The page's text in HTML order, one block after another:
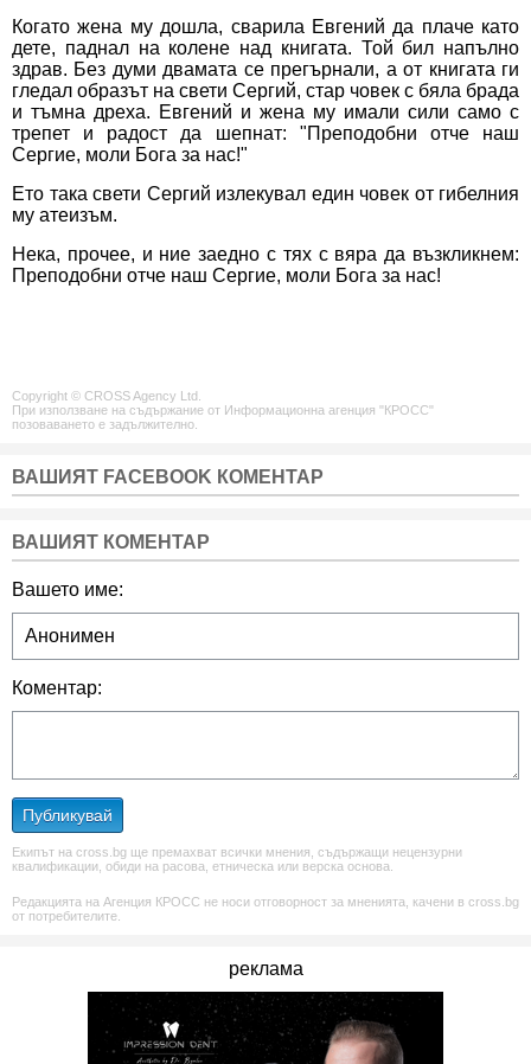
Когато жена му дошла, сварила Евгений да плаче като
дете, паднал на колене над книгата. Той бил напълно
здрав. Без думи двамата се прегърнали, а от книгата ги
гледал образът на свети Сергий, стар човек с бяла брада
и тъмна дреха. Евгений и жена му имали сили само с
трепет и радост да шепнат: "Преподобни отче наш
Сергие, моли Бога за нас!"
Ето така свети Сергий излекувал един човек от гибелния
му атеизъм.
Нека, прочее, и ние заедно с тях с вяра да възкликнем:
Преподобни отче наш Сергие, моли Бога за нас!
Copyright © CROSS Agency Ltd.
При използване на съдържание от Информационна агенция "КРОСС"
позоваването е задължително.
ВАШИЯТ FACEBOOK КОМЕНТАР
ВАШИЯТ КОМЕНТАР
Вашето име:
Коментар:
Публикувай
Екипът на cross.bg ще премахват всички мнения, съдържащи нецензурни
квалификации, обиди на расова, етническа или верска основа.
Редакцията на Агенция КРОСС не носи отговорност за мненията, качени в cross.bg
от потребителите.
реклама